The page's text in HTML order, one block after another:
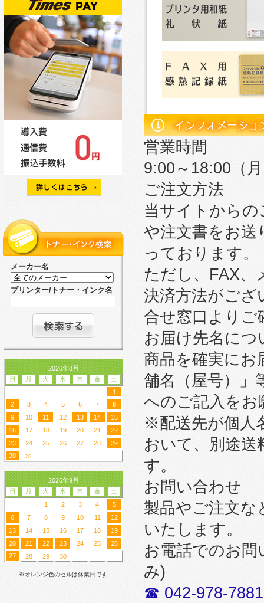
メーカー名
プリンター/トナー・インク名
2026年8月
日
月 火 水 木 金
土
1
2
3 4 5 6 7
8
9
10 11 12 13 14
15
16
17 18 19 20 21
22
23
24 25 26 27 28
29
30
31
2026年9月
日
月 火 水 木 金
土
1
2 3 4
5
6
7 8 9 10 11
12
13
14 15 16 17 18
19
20
21 22 23 24 25
26
27
28 29 30
※オレンジ色のセルは休業日です
営業時間
9:00～18:00（
ご注文方法
当サイトから
や注文書をお送
っております。
ただし、FAX、
決済方法がござ
合せ窓口よりご
お届け先名につ
商品を確実にお
舗名（屋号）」
へのご記入をお
※配送先が個人
おいて、別途送
す。
お問い合わせ
製品やご注文な
いたします。
お電話でのお
み)
☎ 042-978-7881